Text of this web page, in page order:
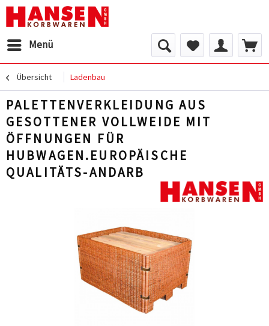
Menü
Übersicht Ladenbau
PALETTENVERKLEIDUNG AUS
GESOTTENER VOLLWEIDE MIT
ÖFFNUNGEN FÜR
HUBWAGEN.EUROPÄISCHE
QUALITÄTS-ANDARB